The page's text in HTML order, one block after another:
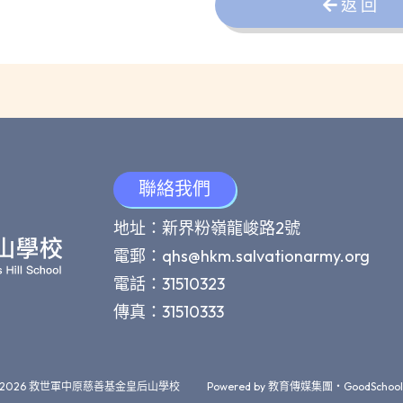
返 回
聯絡我們
地址：新界粉嶺龍峻路2號
電郵： qhs@hkm.salvationarmy.org
電話：31510323
傳真：31510333
救世軍中原慈善基金皇后山學校 Powered by 教育傳媒集團 ‧